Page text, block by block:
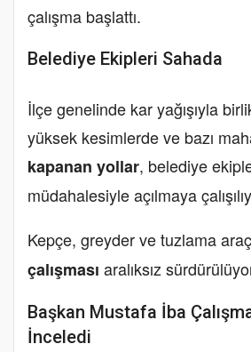
çalışma başlattı.
Belediye Ekipleri Sahada
İlçe genelinde kar yağışıyla
yüksek kesimlerde ve bazı
kapanan yollar, belediye
müdahalesiyle açılmaya
Kepçe, greyder ve tuzlama
çalışması aralıksız
Başkan Mustafa İba
İnceledi